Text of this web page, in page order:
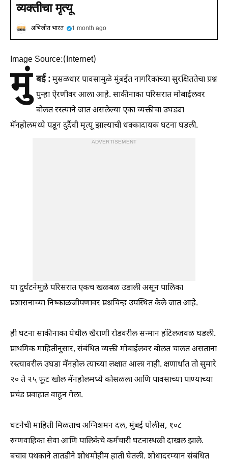
व्यक्तीचा मृत्यू
अभिजीत भारत 1 month ago
Image Source:(Internet)
मुं बई :मुसळधार पावसामुळे मुंबईत नागरिकांच्या सुरक्षिततेचा प्रश्न
पुन्हा ऐरणीवर आला आहे. साकीनाका परिसरात मोबाईलवर
बोलत रस्त्याने जात असलेल्या एका व्यक्तीचा उघड्या
मॅनहोलमध्ये पडून दुर्दैवी मृत्यू झाल्याची धक्कादायक घटना घडली.
ADVERTISEMENT
या दुर्घटनेमुळे परिसरात एकच खळबळ उडाली असून पालिका
प्रशासनाच्या निष्काळजीपणावर प्रश्नचिन्ह उपस्थित केले जात आहे.
ही घटना साकीनाका येथील खैराणी रोडवरील सन्मान हॉटेलजवळ घडली.
प्राथमिक माहितीनुसार, संबंधित व्यक्ती मोबाईलवर बोलत चालत असताना
रस्त्यावरील उघडा मॅनहोल त्याच्या लक्षात आला नाही. क्षणार्धात तो सुमारे
२० ते २५ फूट खोल मॅनहोलमध्ये कोसळला आणि पावसाच्या पाण्याच्या
प्रचंड प्रवाहात वाहून गेला.
घटनेची माहिती मिळताच अग्निशमन दल, मुंबई पोलीस, १०८
रुग्णवाहिका सेवा आणि पालिकेचे कर्मचारी घटनास्थळी दाखल झाले.
बचाव पथकाने तातडीने शोधमोहीम हाती घेतली. शोधादरम्यान संबंधित